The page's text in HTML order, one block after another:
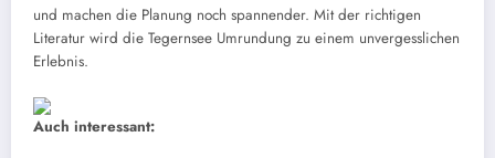
und machen die Planung noch spannender. Mit der richtigen
Literatur wird die Tegernsee Umrundung zu einem unvergesslichen
Erlebnis.
Auch interessant: